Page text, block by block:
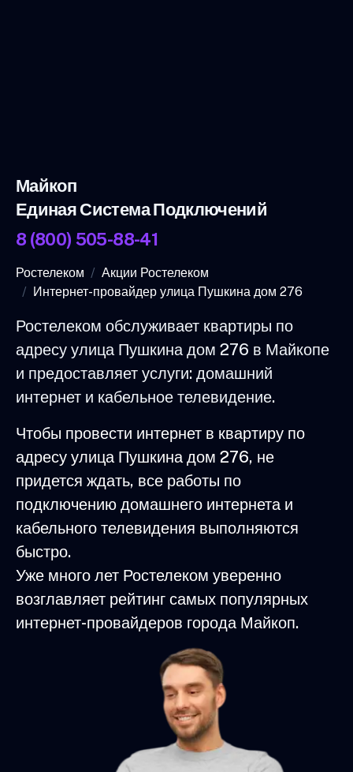
Майкоп
Единая Система Подключений
8 (800) 505-88-41
Ростелеком
Акции Ростелеком
Интернет-провайдер улица Пушкина дом 276
Ростелеком обслуживает квартиры по
адресу улица Пушкина дом 276 в Майкопе
и предоставляет услуги: домашний
интернет и кабельное телевидение.
Чтобы провести интернет в квартиру по
адресу улица Пушкина дом 276, не
придется ждать, все работы по
подключению домашнего интернета и
кабельного телевидения выполняются
быстро.
Уже много лет Ростелеком уверенно
возглавляет рейтинг самых популярных
интернет-провайдеров города Майкоп.